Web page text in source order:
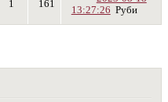
1 161
13:27:26 Руби